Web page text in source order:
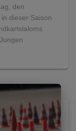
den
dieser Saison